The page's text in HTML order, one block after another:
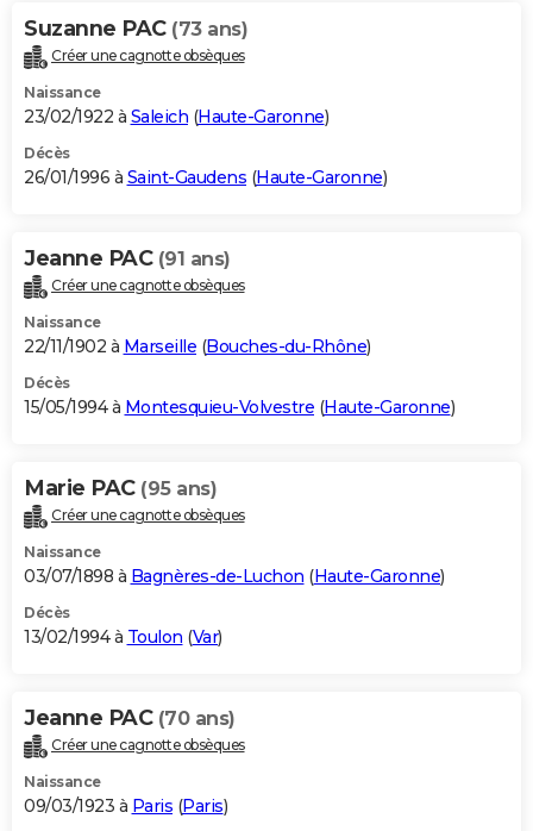
Suzanne PAC (73 ans)
Créer une cagnotte obsèques
Naissance
23/02/1922 à Saleich (Haute-Garonne)
Décès
26/01/1996 à Saint-Gaudens (Haute-Garonne)
Jeanne PAC (91 ans)
Créer une cagnotte obsèques
Naissance
22/11/1902 à Marseille (Bouches-du-Rhône)
Décès
15/05/1994 à Montesquieu-Volvestre (Haute-Garonne)
Marie PAC (95 ans)
Créer une cagnotte obsèques
Naissance
03/07/1898 à Bagnères-de-Luchon (Haute-Garonne)
Décès
13/02/1994 à Toulon (Var)
Jeanne PAC (70 ans)
Créer une cagnotte obsèques
Naissance
09/03/1923 à Paris (Paris)